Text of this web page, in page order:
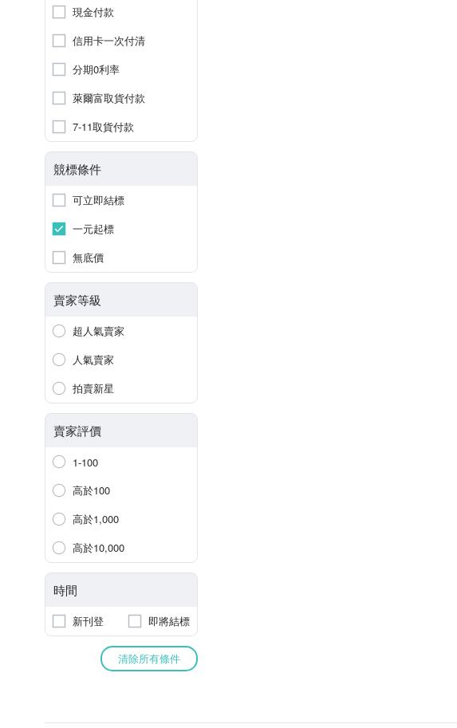
現金付款
信用卡一次付清
分期0利率
萊爾富取貨付款
7-11取貨付款
競標條件
可立即結標
一元起標
無底價
賣家等級
超人氣賣家
人氣賣家
拍賣新星
賣家評價
1-100
高於100
高於1,000
高於10,000
時間
新刊登 即將結標
清除所有條件